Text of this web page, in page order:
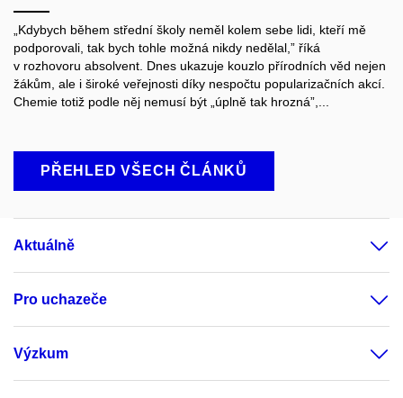
„Kdybych během střední školy neměl kolem sebe lidi, kteří mě
podporovali, tak bych tohle možná nikdy nedělal,” říká
v rozhovoru absolvent. Dnes ukazuje kouzlo přírodních věd nejen
žákům, ale i široké veřejnosti díky nespočtu popularizačních akcí.
Chemie totiž podle něj nemusí být „úplně tak hrozná”,...
PŘEHLED VŠECH ČLÁNKŮ
Aktuálně
Pro uchazeče
Výzkum